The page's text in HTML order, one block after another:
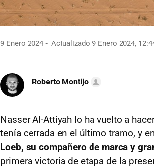
9 Enero 2024 Actualizado 9 Enero 2024,
Roberto Montijo
Nasser Al-Attiyah lo ha vuelto a
tenía cerrada en el último tramo, y
Loeb, su compañero de marca y
primera victoria de etapa de la